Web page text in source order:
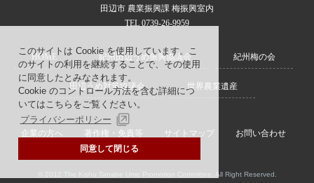
このサイトは Cookie を使用しています。こ
のサイトの利用を継続することで、その使用
に同意したとみなされます。
Cookie のコントロール方法を含む詳細につ
いてはこちらをご覧ください。
プライバシーポリシー
同意して閉じる
田辺市 農業振興課 梅振興室内
TEL 0739-26-9959
HOME 紀州田辺うめ振興協議会 紀州梅の会
田辺うめ対策協議会 世界農業遺産
企業の方へ 著作権・免責等 サイトマップ お問い合わせ
© 2012 The Kishu Tanabe Ume Promotion Committee. All Right Reserved.